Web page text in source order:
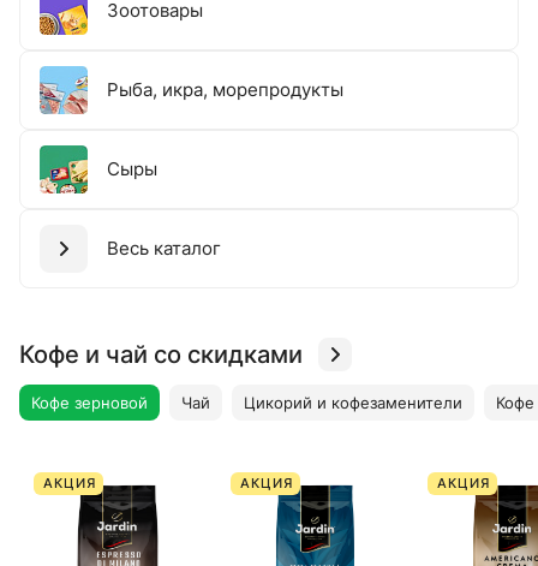
Зоотовары
Рыба, икра, морепродукты
Сыры
Весь каталог
Кофе и чай со скидками
Кофе зерновой Чай Цикорий и кофезаменители
АКЦИЯ АКЦИЯ АКЦИЯ